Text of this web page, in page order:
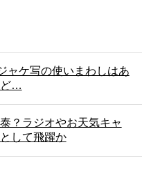
ャケ写の使いまわしはあ
ど…
？ラジオやお天気キャ
して飛躍か